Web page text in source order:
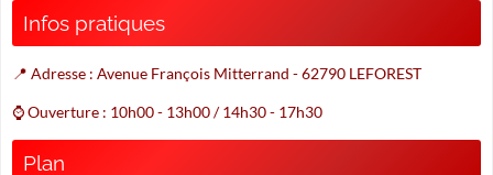
Infos pratiques
📍 Adresse : Avenue François Mitterrand - 62790 LEFOREST
⌚ Ouverture : 10h00 - 13h00 / 14h30 - 17h30
Plan